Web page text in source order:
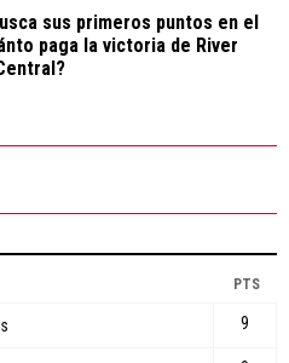
sus primeros puntos en el
paga la victoria de River